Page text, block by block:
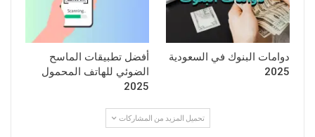
دوامات البنوك في السعودية
2025
أفضل تطبيقات الماسح
الضوئي للهاتف المحمول
2025
تحميل المزيد من المشاركات